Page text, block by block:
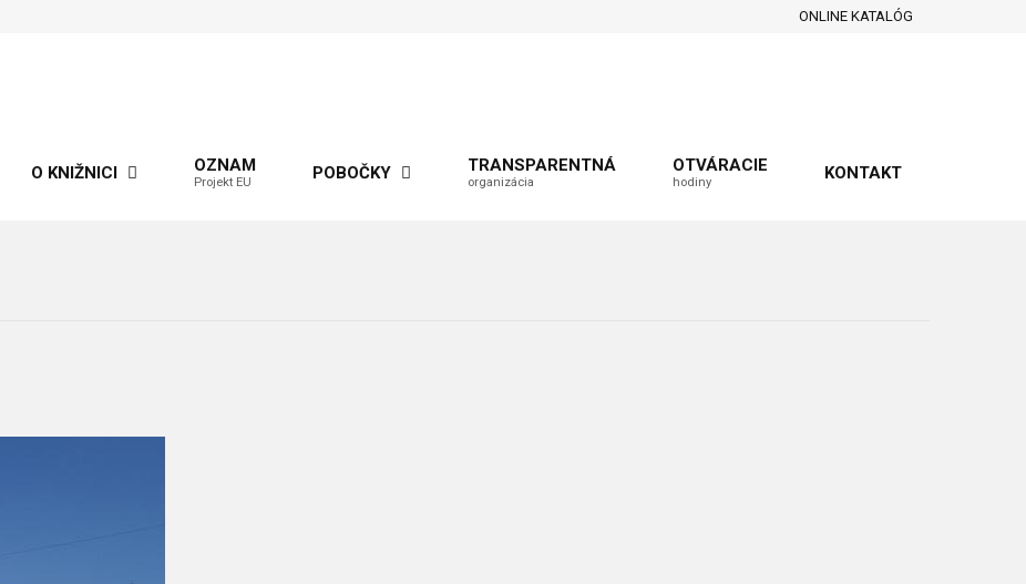
ONLINE KATALÓG
O KNIŽNICI OZNAM
Projekt EU POBOČKY TRANSPARENTNÁ
organizácia
OTVÁRACIE
hodiny KONTAKT